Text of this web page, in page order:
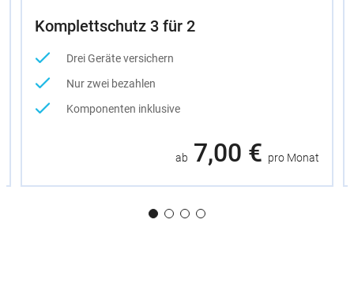
Komplettschutz 3 für 2
Drei Geräte versichern
Nur zwei bezahlen
Komponenten inklusive
ab 7,00 € pro Monat